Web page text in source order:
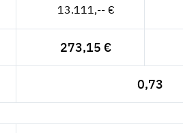
13.111,-- €
273,15 €
0,73